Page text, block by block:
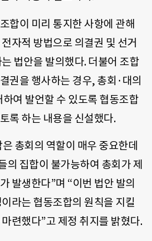
합이 미리 통지한 사항에 관해
자적 방법으로 의결권 및 선거
법안을 발의했다. 더불어 조합
권을 행사하는 경우, 총회·대의
여 발언할 수 있도록 협동조합
록 하는 내용을 신설했다.
총회의 역할이 매우 중요한데
의 집합이 불가능하여 총회가 제
발생한다”며 “이번 법안 발의
라는 협동조합의 원칙을 지킬
련했다”고 제정 취지를 밝혔다.